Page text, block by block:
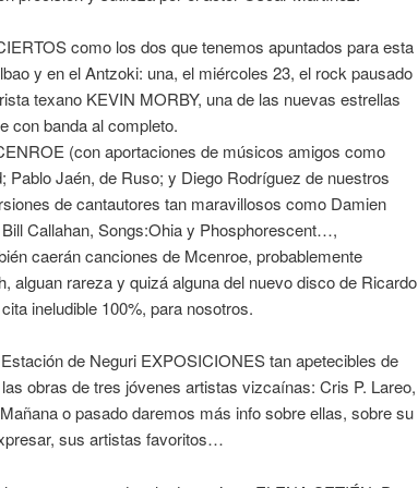
como los dos que tenemos apuntados para esta
y en el Antzoki: una, el miércoles 23, el rock pausado
texano KEVIN MORBY, una de las nuevas estrellas
con banda al completo.
(con aportaciones de músicos amigos como
Pablo Jaén, de Ruso; y Diego Rodríguez de nuestros
de cantautores tan maravillosos como Damien
Callahan, Songs:Ohia y Phosphorescent…,
caerán canciones de Mcenroe, probablemente
alguan rareza y quizá alguna del nuevo disco de Ricardo
ineludible 100%, para nosotros.
de Neguri EXPOSICIONES tan apetecibles de
obras de tres jóvenes artistas vizcaínas: Cris P. Lareo,
o pasado daremos más info sobre ellas, sobre su
sus artistas favoritos…